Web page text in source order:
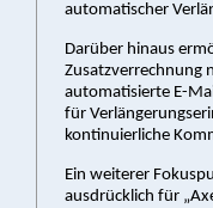
automatischer
Darüber hinaus
Zusatzverrechnung
automatisierte E-
für
kontinuierliche
Ein weiterer
ausdrücklich für